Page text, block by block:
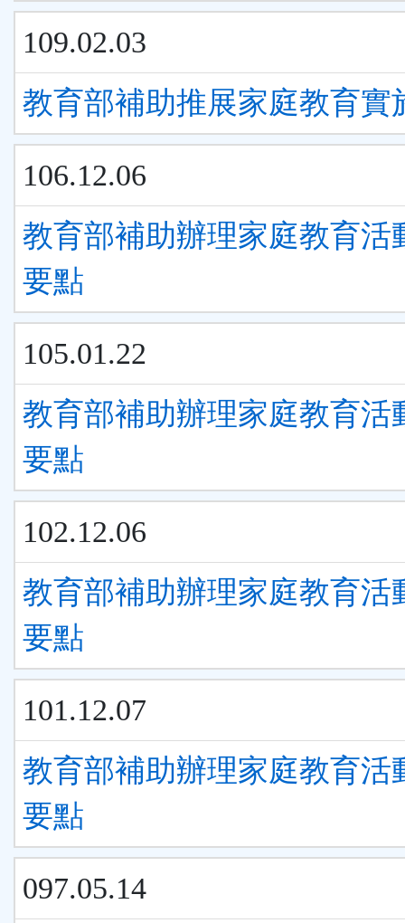
109.02.03
教育部補助推展家庭教育實
106.12.06
教育部補助辦理家庭教育活
要點
105.01.22
教育部補助辦理家庭教育活
要點
102.12.06
教育部補助辦理家庭教育活
要點
101.12.07
教育部補助辦理家庭教育活
要點
097.05.14